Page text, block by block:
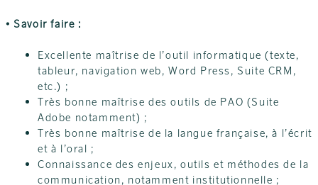
• Savoir faire :
Excellente maîtrise de l’outil informatique (texte,
tableur, navigation web, Word Press, Suite CRM,
etc.) ;
Très bonne maîtrise des outils de PAO (Suite
Adobe notamment) ;
Très bonne maîtrise de la langue française, à l’écrit
et à l’oral ;
Connaissance des enjeux, outils et méthodes de la
communication, notamment institutionnelle ;